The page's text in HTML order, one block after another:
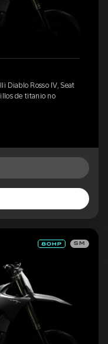
Diablo Rosso IV, Seat
de titanio no
SM